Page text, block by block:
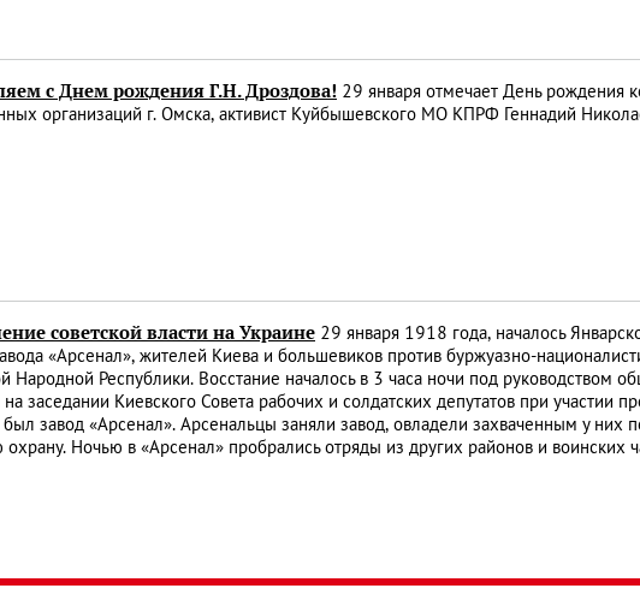
с Днем рождения Г.Н. Дроздова! 29 января отмечает День рождения
организаций г. Омска, активист Куйбышевского МО КПРФ Геннадий
советской власти на Украине 29 января 1918 года, началось
«Арсенал», жителей Киева и большевиков против буржуазно-
Народной Республики. Восстание началось в 3 часа ночи под руководством
на заседании Киевского Совета рабочих и солдатских депутатов при участии
был завод «Арсенал». Арсенальцы заняли завод, овладели захваченным у
охрану. Ночью в «Арсенал» пробрались отряды из других районов и воинских